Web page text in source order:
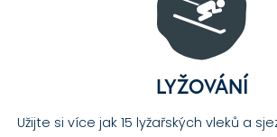
LYŽOVÁNÍ
Užijte si více jak 15 lyžařských vleků a